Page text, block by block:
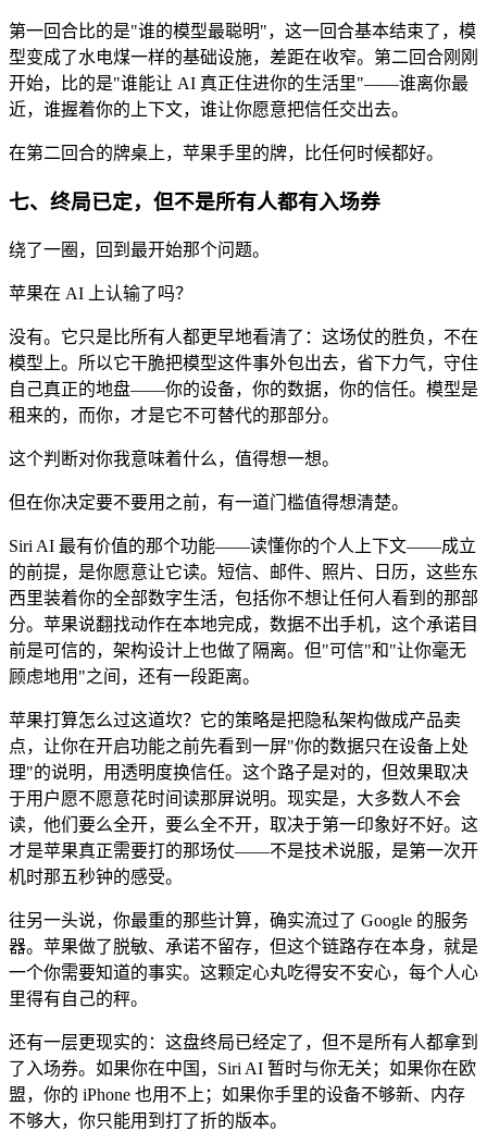
第一回合比的是"谁的模型最聪明"，这一回合基本结束了，模
型变成了水电煤一样的基础设施，差距在收窄。第二回合刚刚
开始，比的是"谁能让 AI 真正住进你的生活里"——谁离你最
近，谁握着你的上下文，谁让你愿意把信任交出去。
在第二回合的牌桌上，苹果手里的牌，比任何时候都好。
七、终局已定，但不是所有人都有入场券
绕了一圈，回到最开始那个问题。
苹果在 AI 上认输了吗？
没有。它只是比所有人都更早地看清了：这场仗的胜负，不在
模型上。所以它干脆把模型这件事外包出去，省下力气，守住
自己真正的地盘——你的设备，你的数据，你的信任。模型是
租来的，而你，才是它不可替代的那部分。
这个判断对你我意味着什么，值得想一想。
但在你决定要不要用之前，有一道门槛值得想清楚。
Siri AI 最有价值的那个功能——读懂你的个人上下文——成立
的前提，是你愿意让它读。短信、邮件、照片、日历，这些东
西里装着你的全部数字生活，包括你不想让任何人看到的那部
分。苹果说翻找动作在本地完成，数据不出手机，这个承诺目
前是可信的，架构设计上也做了隔离。但"可信"和"让你毫无
顾虑地用"之间，还有一段距离。
苹果打算怎么过这道坎？它的策略是把隐私架构做成产品卖
点，让你在开启功能之前先看到一屏"你的数据只在设备上处
理"的说明，用透明度换信任。这个路子是对的，但效果取决
于用户愿不愿意花时间读那屏说明。现实是，大多数人不会
读，他们要么全开，要么全不开，取决于第一印象好不好。这
才是苹果真正需要打的那场仗——不是技术说服，是第一次开
机时那五秒钟的感受。
往另一头说，你最重的那些计算，确实流过了 Google 的服务
器。苹果做了脱敏、承诺不留存，但这个链路存在本身，就是
一个你需要知道的事实。这颗定心丸吃得安不安心，每个人心
里得有自己的秤。
还有一层更现实的：这盘终局已经定了，但不是所有人都拿到
了入场券。如果你在中国，Siri AI 暂时与你无关；如果你在欧
盟，你的 iPhone 也用不上；如果你手里的设备不够新、内存
不够大，你只能用到打了折的版本。